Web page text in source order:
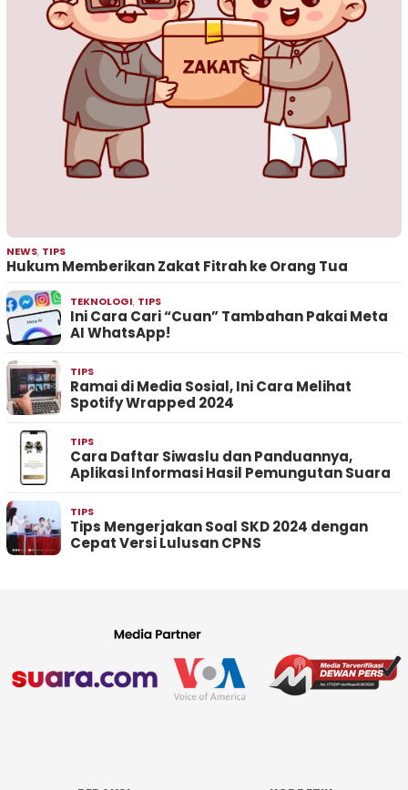
NEWS, TIPS
Hukum Memberikan Zakat Fitrah ke Orang Tua
TEKNOLOGI, TIPS
Ini Cara Cari “Cuan” Tambahan Pakai Meta
AI WhatsApp!
TIPS
Ramai di Media Sosial, Ini Cara Melihat
Spotify Wrapped 2024
TIPS
Cara Daftar Siwaslu dan Panduannya,
Aplikasi Informasi Hasil Pemungutan Suara
TIPS
Tips Mengerjakan Soal SKD 2024 dengan
Cepat Versi Lulusan CPNS